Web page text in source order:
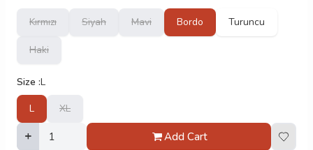
Kırmızı
Siyah Mavi Bordo Turuncu
Haki
Size :L
L
XL
Add Cart